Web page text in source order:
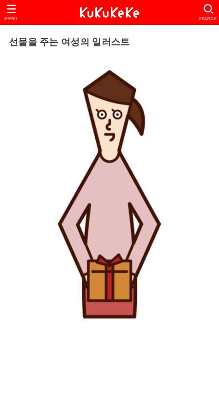
SEARCH
MENU
선물을 주는 여성의 일러스트